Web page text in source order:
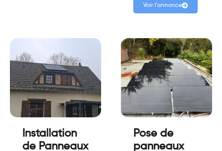
Voir l'annonce
Installation
de Panneaux
Pose de
panneaux